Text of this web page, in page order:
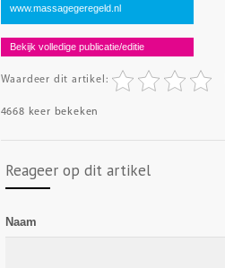
www.massagegeregeld.nl
Bekijk volledige publicatie/editie
Waardeer dit artikel:
4668 keer bekeken
Reageer op dit artikel
Naam